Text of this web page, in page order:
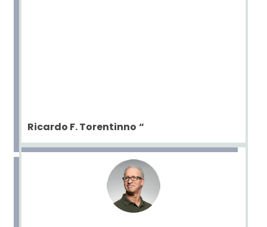
Ricardo F. Torentinno “